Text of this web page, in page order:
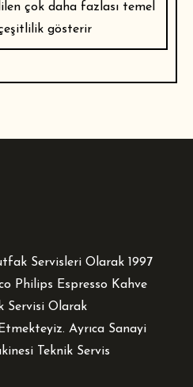
çok daha fazlası temel
gösterir
Servisleri Olarak 1997
Philips Espresso Kahve
Servisi Olarak
Ayrıca Sanayi
Teknik Servis